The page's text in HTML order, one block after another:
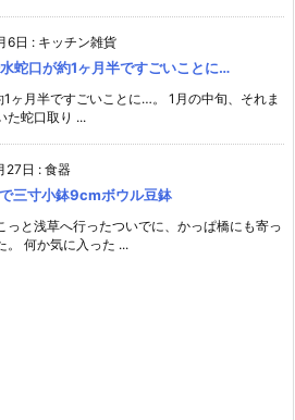
6日 : キッチン雑貨
蛇口が約1ヶ月半ですごいことに…
ヶ月半ですごいことに…。 1月の中旬、それま
た蛇口取り ...
27日 : 食器
三寸小鉢9cmボウル豆鉢
っと浅草へ行ったついでに、かっぱ橋にも寄っ
。 何か気に入った ...